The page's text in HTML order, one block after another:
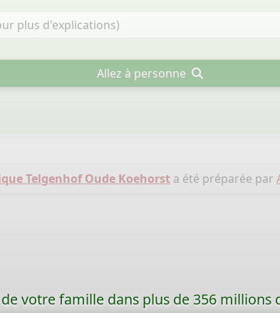
Allez à personne
Telgenhof Oude Koehorsta été préparée par
votre famille dans plus de 356